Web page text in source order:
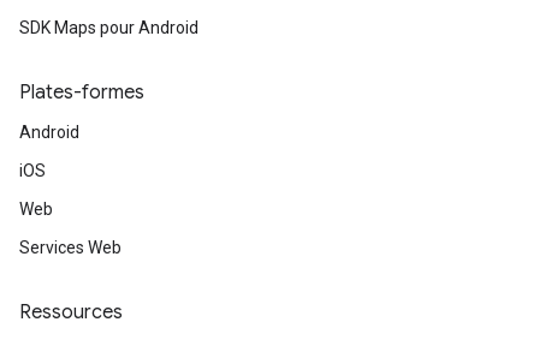
SDK Maps pour Android
Plates-formes
Android
iOS
Web
Services Web
Ressources